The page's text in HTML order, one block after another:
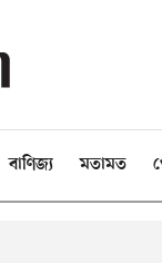
বাণিজ্য মতামত